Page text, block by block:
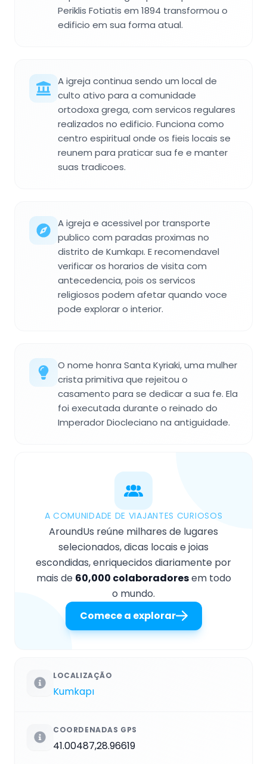
Periklis Fotiatis em 1894 transformou o
edificio em sua forma atual.
A igreja continua sendo um local de
culto ativo para a comunidade
ortodoxa grega, com servicos regulares
realizados no edificio. Funciona como
centro espiritual onde os fieis locais se
reunem para praticar sua fe e manter
suas tradicoes.
A igreja e acessivel por transporte
publico com paradas proximas no
distrito de Kumkapı. E recomendavel
verificar os horarios de visita com
antecedencia, pois os servicos
religiosos podem afetar quando voce
pode explorar o interior.
O nome honra Santa Kyriaki, uma mulher
crista primitiva que rejeitou o
casamento para se dedicar a sua fe. Ela
foi executada durante o reinado do
Imperador Diocleciano na antiguidade.
A COMUNIDADE DE VIAJANTES CURIOSOS
AroundUs reúne milhares de lugares
selecionados, dicas locais e joias
escondidas, enriquecidos diariamente por
mais de 60,000 colaboradoresem todo
o mundo.
Comece a explorar
LOCALIZAÇÃO
Kumkapı
COORDENADAS GPS
41.00487,28.96619